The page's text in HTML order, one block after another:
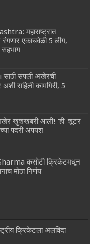
महाराष्ट्रात
एकाचवेळी 5 लीग,
संपली अखेरची
राहिली कामगिरी, 5
खुशखबरी आली! ‘ही’ शूटर
पदरी अपयश
कसोटी क्रिकेटमधून
मोठा निर्णय
क्रिकेटला अलविदा